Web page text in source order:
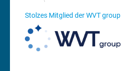
Stolzes Mitglied der WVT group